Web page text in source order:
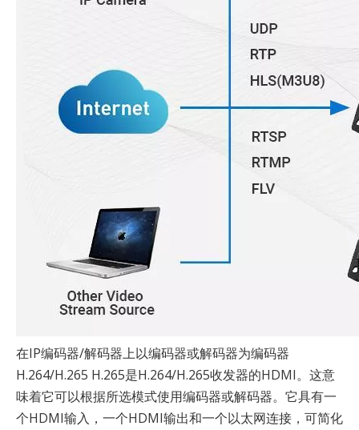
在IP编码器/解码器上以编码器或解码器为编码器
H.264/H.265 H.265是H.264/H.265收发器的HDMI。这意
味着它可以根据所选模式使用编码器或解码器。它具有一
个HDMI输入，一个HDMI输出和一个以太网连接，可简化